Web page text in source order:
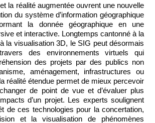
du système d’information géographique
la donnée géographique en une
et interactive. Longtemps cantonné à la
la visualisation 3D, le SIG peut désormais
des environnements virtuels qui
des projets par des publics non
aménagement, infrastructures ou
réalité étendue permet de mieux percevoir
de point de vue et d’évaluer plus
d’un projet. Les experts soulignent
de ces technologies pour la concertation,
et la visualisation de phénomènes